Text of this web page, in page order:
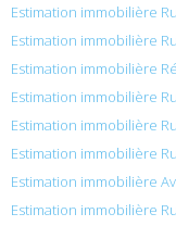
Estimation immobilière
Estimation immobilière
Estimation immobilière
Estimation immobilière
Estimation immobilière
Estimation immobilière
Estimation immobilière
Estimation immobilière